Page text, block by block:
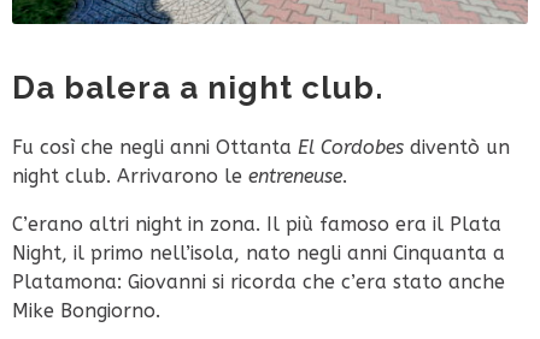
Da balera a night club.
Fu così che negli anni Ottanta El Cordobes diventò un
night club. Arrivarono le entreneuse.
C’erano altri night in zona. Il più famoso era il Plata
Night, il primo nell’isola, nato negli anni Cinquanta a
Platamona: Giovanni si ricorda che c’era stato anche
Mike Bongiorno.